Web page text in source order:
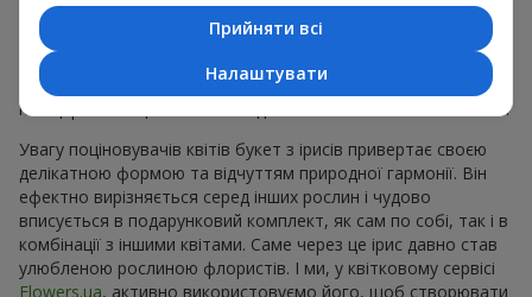
Сьогодні букет з ірисів обирають ті, хто хоче подарувати
щось елегантне, але водночас стримане. Така композиція
для настрою виглядає свіжо та незвично. А ще букет з
ірисів створює романтичний настрій і дозволяє передати
найщиріші емоції близькій людині без зайвих слів і пояснень.
Увагу поціновувачів квітів букет з ірисів привертає своєю
делікатною формою та відчуттям природної гармонії. Він
ефектно вирізняється серед інших рослин і чудово
вписується в подарунковий комплект, як сам по собі, так і в
комбінації з іншими квітами. Саме через це ірис давно став
улюбленою рослиною флористів. І ми, у квітковому сервісі
Flowers.ua, активно використовуємо його, щоб створювати
Прийняти всі
Налаштувати